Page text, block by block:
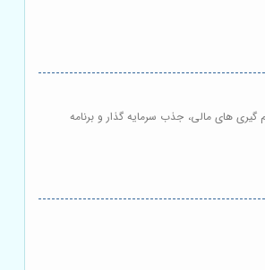
های مالی، جذب سرمایه گذار و برنامه